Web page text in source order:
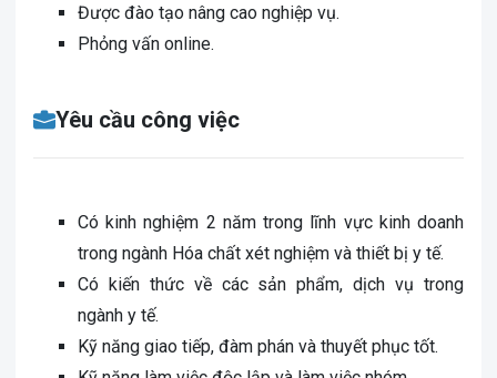
Được đào tạo nâng cao nghiệp vụ.
Phỏng vấn online.
Yêu cầu công việc
Có kinh nghiệm 2 năm trong lĩnh vực kinh doanh
trong ngành Hóa chất xét nghiệm và thiết bị y tế.
Có kiến thức về các sản phẩm, dịch vụ trong
ngành y tế.
Kỹ năng giao tiếp, đàm phán và thuyết phục tốt.